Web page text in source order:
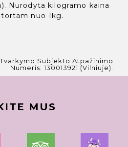
Nurodyta kilogramo kaina
nuo 1kg.
Subjekto Atpažinimo
Numeris: 130013921 (Vilniuje).
MUS